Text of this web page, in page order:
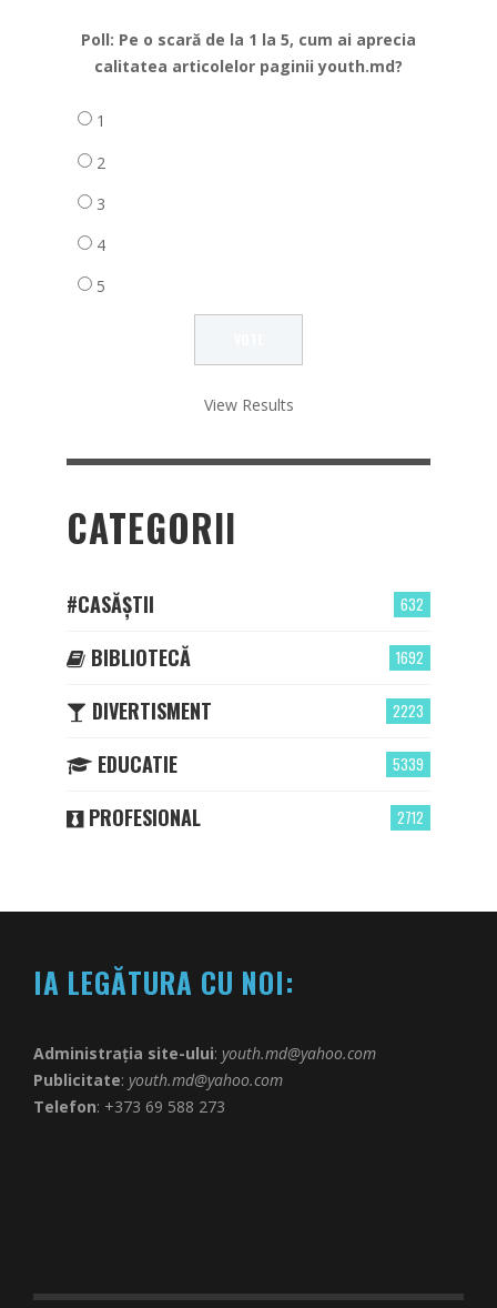
Poll: Pe o scară de la 1 la 5, cum ai aprecia
calitatea articolelor paginii youth.md?
1
2
3
4
5
View Results
CATEGORII
632
#CASĂȘTII
1692
BIBLIOTECĂ
2223
DIVERTISMENT
5339
EDUCATIE
2712
PROFESIONAL
IA LEGĂTURA CU NOI:
Administrația site-ului: youth.md@yahoo.com
Publicitate: youth.md@yahoo.com
Telefon: +373 69 588 273